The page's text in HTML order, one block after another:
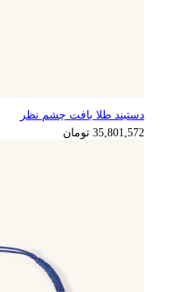
8,950,393 تومان
دستبند طلا بافت چشم نظر
35,801,572 تومان